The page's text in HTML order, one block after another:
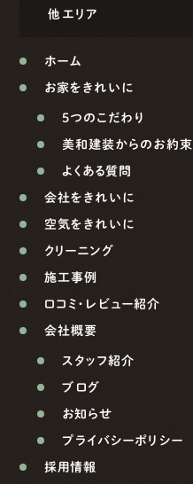
他エリア
ホーム
お家をきれいに
5つのこだわり
美和建装からのお約束
よくある質問
会社をきれいに
空気をきれいに
クリーニング
施工事例
口コミ・レビュー紹介
会社概要
スタッフ紹介
ブログ
お知らせ
プライバシーポリシー
採用情報